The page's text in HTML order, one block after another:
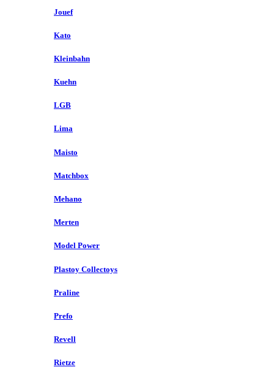
Jouef
Kato
Kleinbahn
Kuehn
LGB
Lima
Maisto
Matchbox
Mehano
Merten
Model Power
Plastoy Collectoys
Praline
Prefo
Revell
Rietze